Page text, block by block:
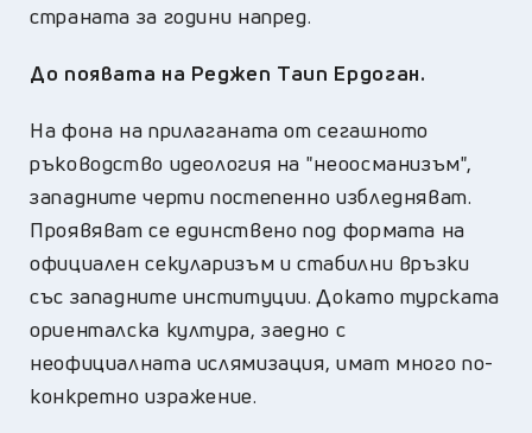
страната за години напред.
До появата на Реджеп Таип Ердоган.
На фона на прилаганата от сегашното
ръководство идеология на "неоосманизъм",
западните черти постепенно избледняват.
Проявяват се единствено под формата на
официален секуларизъм и стабилни връзки
със западните институции. Докато турската
ориенталска култура, заедно с
неофициалната ислямизация, имат много по-
конкретно изражение.